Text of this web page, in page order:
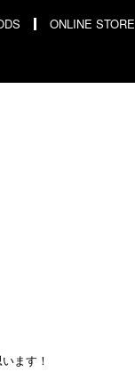
ONLINE STORE
ます！